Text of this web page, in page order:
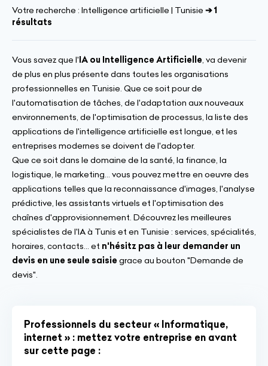
Votre recherche : Intelligence artificielle | Tunisie ➔ 1
résultats
Vous savez que l'IA ou Intelligence Artificielle, va devenir
de plus en plus présente dans toutes les organisations
professionnelles en Tunisie. Que ce soit pour de
l'automatisation de tâches, de l'adaptation aux nouveaux
environnements, de l'optimisation de processus, la liste des
applications de l'intelligence artificielle est longue, et les
entreprises modernes se doivent de l'adopter.
Que ce soit dans le domaine de la santé, la finance, la
logistique, le marketing... vous pouvez mettre en oeuvre des
applications telles que la reconnaissance d'images, l'analyse
prédictive, les assistants virtuels et l'optimisation des
chaînes d'approvisionnement. Découvrez les meilleures
spécialistes de l'IA à Tunis et en Tunisie : services, spécialités,
horaires, contacts... et n'hésitz pas à leur demander un
devis en une seule saisie grace au bouton "Demande de
devis".
Professionnels du secteur « Informatique,
internet » : mettez votre entreprise en avant
sur cette page :